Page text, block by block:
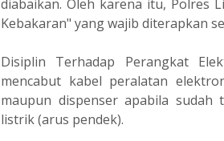
diabaikan. Oleh karena itu, Polres
Kebakaran" yang wajib diterapkan
Disiplin Terhadap Perangkat
mencabut kabel peralatan
maupun dispenser apabila
listrik (arus pendek).